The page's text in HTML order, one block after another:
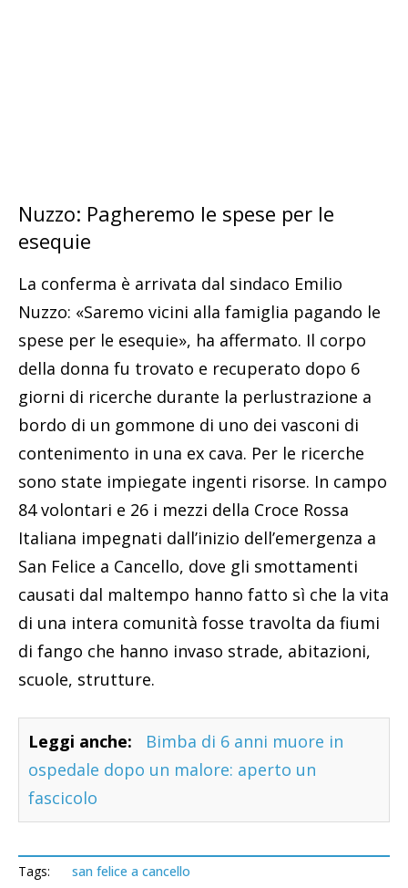
Nuzzo: Pagheremo le spese per le
esequie
La conferma è arrivata dal sindaco Emilio
Nuzzo: «Saremo vicini alla famiglia pagando le
spese per le esequie», ha affermato. Il corpo
della donna fu trovato e recuperato dopo 6
giorni di ricerche durante la perlustrazione a
bordo di un gommone di uno dei vasconi di
contenimento in una ex cava. Per le ricerche
sono state impiegate ingenti risorse. In campo
84 volontari e 26 i mezzi della Croce Rossa
Italiana impegnati dall’inizio dell’emergenza a
San Felice a Cancello, dove gli smottamenti
causati dal maltempo hanno fatto sì che la vita
di una intera comunità fosse travolta da fiumi
di fango che hanno invaso strade, abitazioni,
scuole, strutture.
Leggi anche:
Bimba di 6 anni muore in
ospedale dopo un malore: aperto un
fascicolo
Tags: san felice a cancello